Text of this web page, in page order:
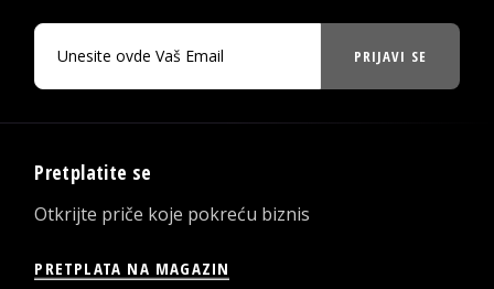
PRIJAVI SE
Pretplatite se
Otkrijte priče koje pokreću biznis
PRETPLATA NA MAGAZIN